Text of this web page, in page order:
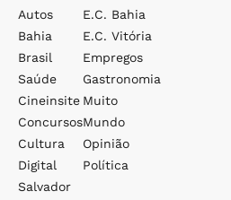
Autos
Bahia
Brasil
Saúde
Cineinsite
Concursos
Cultura
Digital
Salvador
E.c. Bahia
E.c. Vitória
Empregos
Gastronomia
Muito
Mundo
Opinião
Política